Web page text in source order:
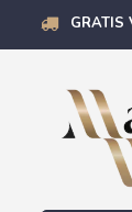
GRATIS